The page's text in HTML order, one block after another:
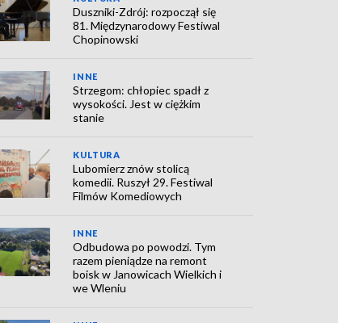
Duszniki-Zdrój: rozpoczął się
81. Międzynarodowy Festiwal
Chopinowski
INNE
Strzegom: chłopiec spadł z
wysokości. Jest w ciężkim
stanie
KULTURA
Lubomierz znów stolicą
komedii. Ruszył 29. Festiwal
Filmów Komediowych
INNE
Odbudowa po powodzi. Tym
razem pieniądze na remont
boisk w Janowicach Wielkich i
we Wleniu